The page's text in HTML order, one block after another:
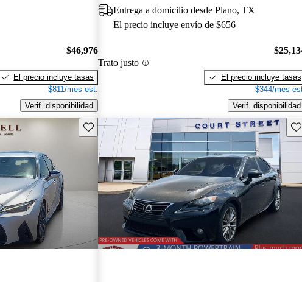
$46,976
El precio incluye tasas
$811/mes est.
Verif. disponibilidad
Entrega a domicilio desde Plano, TX
El precio incluye envío de $656
Trato justo
El precio incluye tasas
$344/mes
Verif. disponibilidad
Guarda este Aviso